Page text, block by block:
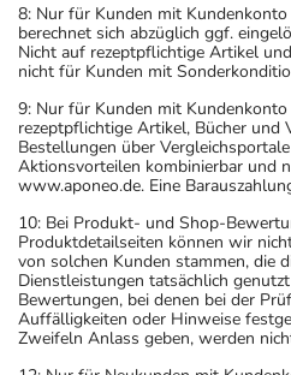
8: Nur für Kunden mit
berechnet sich abzüglich ggf.
Nicht auf rezeptpflichtige Artikel
nicht für Kunden mit
9: Nur für Kunden mit
rezeptpflichtige Artikel, Bücher und
Bestellungen über
Aktionsvorteilen kombinierbar und
www.aponeo.de. Eine
10: Bei Produkt- und Shop-
Produktdetailseiten können wir
von solchen Kunden stammen, die
Dienstleistungen tatsächlich
Bewertungen, bei denen bei der
Auffälligkeiten oder Hinweise
Zweifeln Anlass geben, werden